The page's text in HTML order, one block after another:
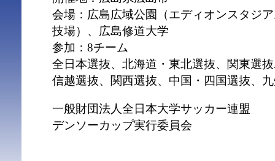
会場：広島広域公園（エディオンスタジ
技場）、広島修道大学
参加：8チーム
全日本選抜、北海道・東北選抜、関東選
信越選抜、関西選抜、中国・四国選抜、
一般財団法人全日本大学サッカー連盟
デンソーカップ実行委員会